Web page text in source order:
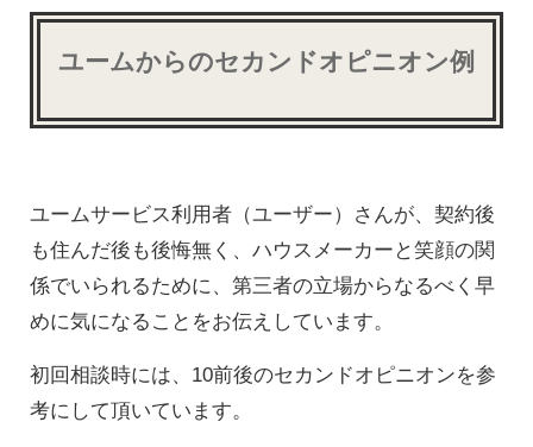
ユームからのセカンドオピニオン例
ユームサービス利用者（ユーザー）さんが、契約後
も住んだ後も後悔無く、ハウスメーカーと笑顔の関
係でいられるために、第三者の立場からなるべく早
めに気になることをお伝えしています。
初回相談時には、10前後のセカンドオピニオンを参
考にして頂いています。